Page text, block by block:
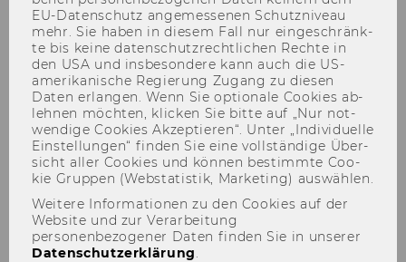
Charity Case - Dan Palotta
Cha­ri­ty Case - Dan Pa­lot­ta
EU-​Datenschutz an­ge­mes­se­nen Schutz­ni­veau
mehr. Sie haben in die­sem Fall nur ein­ge­schränk­
te bis keine da­ten­schutz­recht­li­chen Rech­te in
den USA und ins­be­son­de­re kann auch die US-​
amerikanische Re­gie­rung Zu­gang zu die­sen
Daten er­lan­gen. Wenn Sie op­tio­na­le Coo­kies ab­
leh­nen möch­ten, kli­cken Sie bitte auf „Nur not­
wen­di­ge Coo­kies Ak­zep­tie­ren“. Unter „In­di­vi­du­el­le
Ein­stel­lun­gen“ fin­den Sie eine voll­stän­di­ge Über­
sicht aller Coo­kies und kön­nen be­stimm­te Coo­
kie Grup­pen (Web­sta­tis­tik, Mar­ke­ting) aus­wäh­len.
Weitere Informationen zu den Cookies auf der
Website und zur Verarbeitung
personenbezogener Daten finden Sie in unserer
Datenschutzerklärung.